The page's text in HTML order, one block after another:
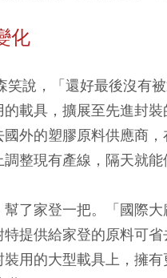
化
說，「還好最後沒有
載具，擴展至先進封
外的塑膠原料供應商
整現有產線，隔天就能
了家登一把。「國際
提供給家登的原料可
裝用的大型載具上，擁